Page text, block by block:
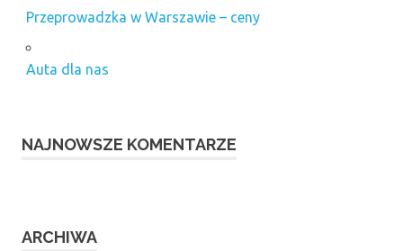
Przeprowadzka w Warszawie – ceny
Auta dla nas
NAJNOWSZE KOMENTARZE
ARCHIWA